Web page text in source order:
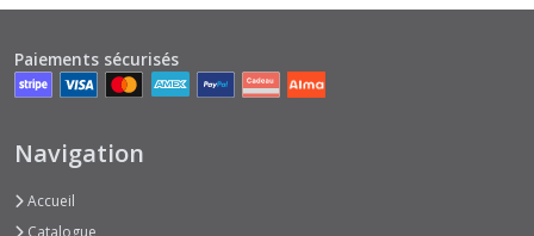
Paiements sécurisés
Navigation
Accueil
Catalogue